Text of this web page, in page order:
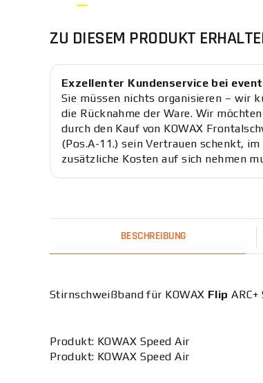
ZU DIESEM PRODUKT
Exzellenter Kundenservice bei
Sie müssen nichts organisieren – wir
die Rücknahme der Ware. Wir
durch den Kauf von KOWAX
(Pos.A-11.) sein Vertrauen schenkt,
zusätzliche Kosten auf sich nehmen
BESCHREIBUNG
Stirnschweißband für KOWAX Flip
Produkt: KOWAX Speed Air
Produkt: KOWAX Speed Air